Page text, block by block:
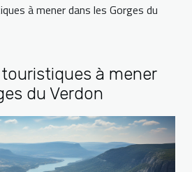
à mener dans les Gorges du
à mener
du Verdon